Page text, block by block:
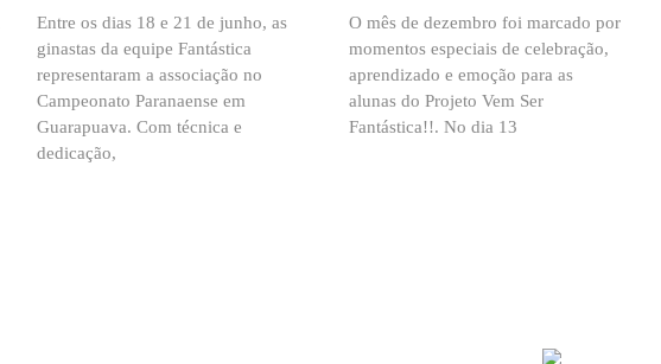
Entre os dias 18 e 21 de junho, as
ginastas da equipe Fantástica
representaram a associação no
Campeonato Paranaense em
Guarapuava. Com técnica e
dedicação,
O mês de dezembro foi marcado por
momentos especiais de celebração,
aprendizado e emoção para as
alunas do Projeto Vem Ser
Fantástica!!. No dia 13